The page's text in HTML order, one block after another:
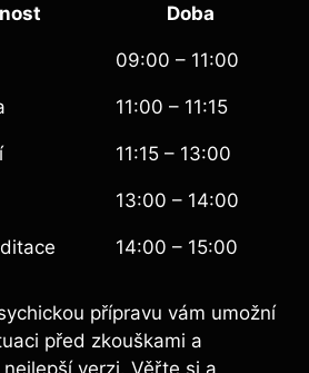
Doba
09:00 – 11:00
11:00 – 11:15
11:15 – 13:00
13:00 – 14:00
14:00 – 15:00
přípravu vám umožní
před zkouškami a